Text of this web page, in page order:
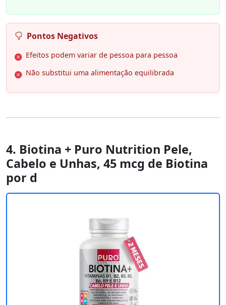
Pontos Negativos
Efeitos podem variar de pessoa para pessoa
Não substitui uma alimentação equilibrada
4. Biotina + Puro Nutrition Pele,
Cabelo e Unhas, 45 mcg de Biotina
por d